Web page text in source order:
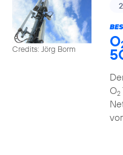
Credits: Jörg Borm O
O2